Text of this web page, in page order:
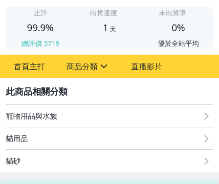
正評
99.9%
總評價 5719
出貨速度
1 天
未出貨率
0%
優於全站平均
首頁主打 商品分類
寵物用品與水族
居家、家具與園藝
直播影片
寵物用品與水族
貓用品
貓砂